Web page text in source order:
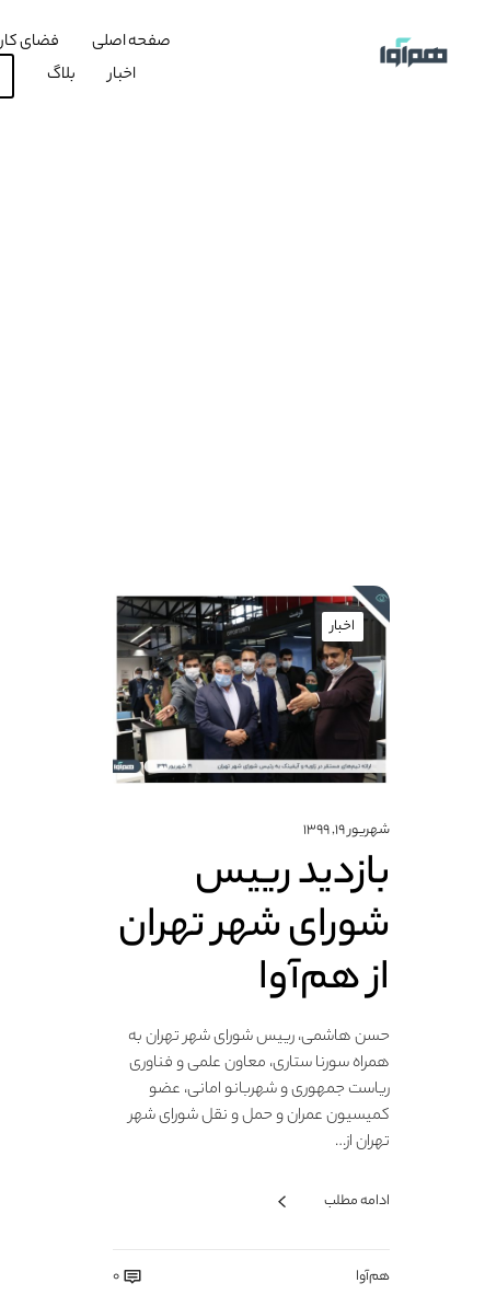
صفحه اصلی فضای
اخبار
بلاگ
اخبار
شهریور ۱۹, ۱۳۹۹
بازدید رییس
شورای شهر تهران
از هم‌آوا
حسن هاشمی، رییس شورای شهر تهران به
همراه سورنا ستاری، معاون علمی و فناوری
ریاست جمهوری و شهربانو امانی، عضو
کمیسیون عمران و حمل و نقل شورای شهر
تهران از…
ادامه مطلب
هم‌آوا 0